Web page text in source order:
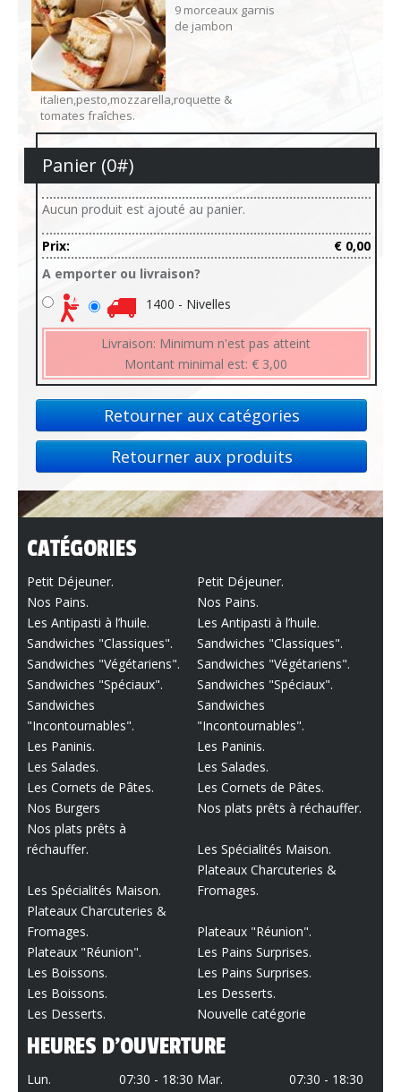
9 morceaux garnis
de jambon
italien,pesto,mozzarella,roquette &
tomates fraîches.
Panier (0#)
Aucun produit est ajouté au panier.
Prix:
€ 0,00
A emporter ou livraison?
1400 - Nivelles
Livraison: Minimum n'est pas atteint
Montant minimal est:€ 3,00
Retourner aux catégories
Retourner aux produits
CATÉGORIES
Petit Déjeuner.
Petit Déjeuner.
Nos Pains.
Nos Pains.
Les Antipasti à l’huile.
Les Antipasti à l’huile.
Sandwiches "Classiques".
Sandwiches "Classiques".
Sandwiches "Végétariens".
Sandwiches "Végétariens".
Sandwiches "Spéciaux".
Sandwiches "Spéciaux".
Sandwiches
"Incontournables".
Sandwiches
"Incontournables".
Les Paninis.
Les Paninis.
Les Salades.
Les Salades.
Les Cornets de Pâtes.
Les Cornets de Pâtes.
Nos Burgers
Nos plats prêts à réchauffer.
Nos plats prêts à
réchauffer.
Les Spécialités Maison.
Les Spécialités Maison.
Plateaux Charcuteries &
Fromages.
Plateaux Charcuteries &
Fromages.
Plateaux "Réunion".
Plateaux "Réunion".
Les Pains Surprises.
Les Boissons.
Les Pains Surprises.
Les Boissons.
Les Desserts.
Les Desserts.
Nouvelle catégorie
HEURES D'OUVERTURE
Lun. 07:30 - 18:30 Mar.
07:30 - 18:30